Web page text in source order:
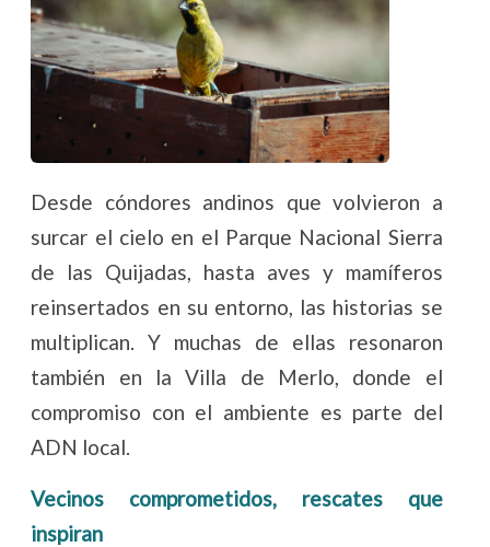
Desde cóndores andinos que volvieron a
surcar el cielo en el Parque Nacional Sierra
de las Quijadas, hasta aves y mamíferos
reinsertados en su entorno, las historias se
multiplican. Y muchas de ellas resonaron
también en la Villa de Merlo, donde el
compromiso con el ambiente es parte del
ADN local.
Vecinos comprometidos, rescates que
inspiran